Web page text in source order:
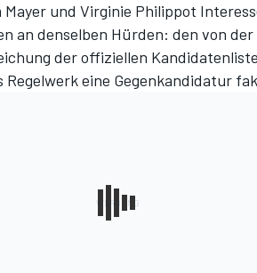
und Virginie Philippot
an denselben Hürden: den von
der offiziellen
Regelwerk eine Gegenkandidatur